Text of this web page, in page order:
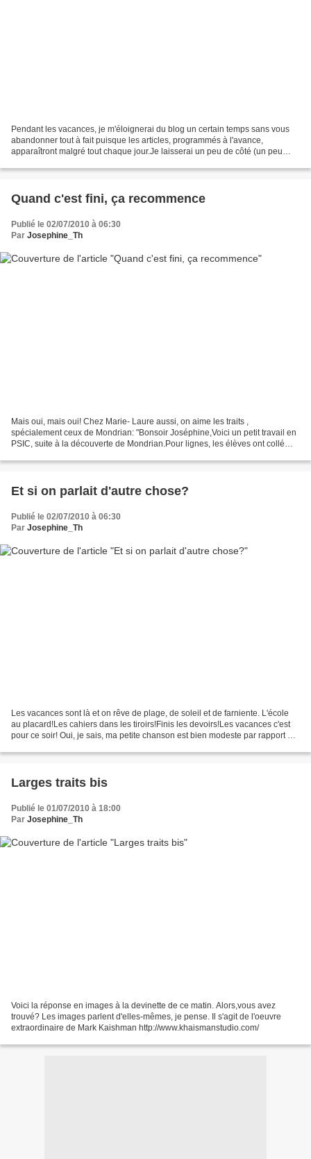
Pendant les vacances, je m'éloignerai du blog un certain temps sans vous
abandonner tout à fait puisque les articles, programmés à l'avance,
apparaîtront malgré tout chaque jour.Je laisserai un peu de côté (un peu
Quand c'est fini, ça recommence
Publié le 02/07/2010 à 06:30
Par Josephine_Th
Mais oui, mais oui! Chez Marie- Laure aussi, on aime les traits ,
spécialement ceux de Mondrian: "Bonsoir Joséphine,Voici un petit travail en
PSIC, suite à la découverte de Mondrian.Pour lignes, les élèves ont collé
Et si on parlait d'autre chose?
Publié le 02/07/2010 à 06:30
Par Josephine_Th
Les vacances sont là et on rêve de plage, de soleil et de farniente. L'école
au placard!Les cahiers dans les tiroirs!Finis les devoirs!Les vacances c'est
pour ce soir! Oui, je sais, ma petite chanson est bien modeste par rapport à
Larges traits bis
Publié le 01/07/2010 à 18:00
Par Josephine_Th
Voici la réponse en images à la devinette de ce matin. Alors,vous avez
trouvé? Les images parlent d'elles-mêmes, je pense. Il s'agit de l'oeuvre
extraordinaire de Mark Kaishman http://www.khaismanstudio.com/